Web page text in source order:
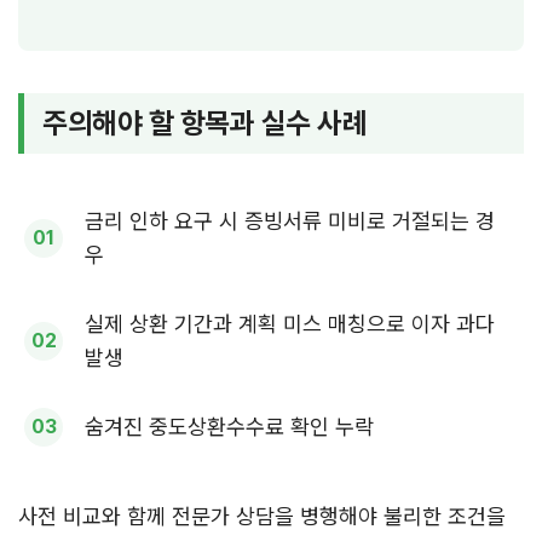
주의해야 할 항목과 실수 사례
금리 인하 요구 시 증빙서류 미비로 거절되는 경
우
실제 상환 기간과 계획 미스 매칭으로 이자 과다
발생
숨겨진 중도상환수수료 확인 누락
사전 비교와 함께 전문가 상담을 병행해야 불리한 조건을